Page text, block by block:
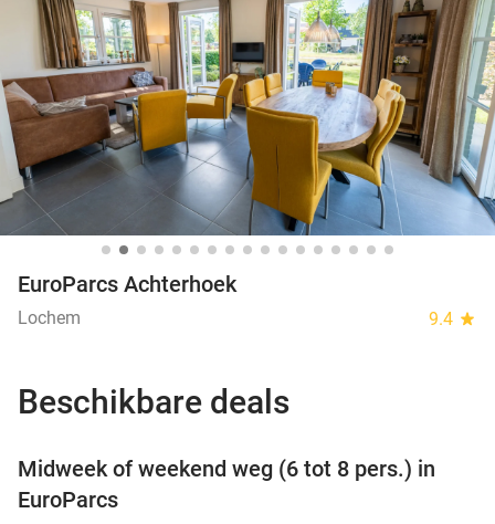
10+ miljoen leden
EuroParcs Achterhoek
Lochem 9.4 star
Beschikbare deals
Midweek of weekend weg (6 tot 8 pers.) in
EuroParcs